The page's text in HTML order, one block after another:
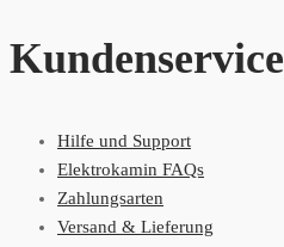
Kundenservice
Hilfe und Support
Elektrokamin FAQs
Zahlungsarten
Versand & Lieferung